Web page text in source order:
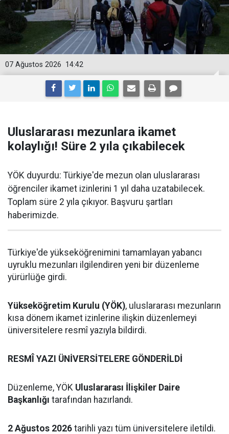
14:42
07 Ağustos 2026
Uluslararası mezunlara ikamet
kolaylığı! Süre 2 yıla çıkabilecek
YÖK duyurdu: Türkiye'de mezun olan uluslararası
öğrenciler ikamet izinlerini 1 yıl daha uzatabilecek.
Toplam süre 2 yıla çıkıyor. Başvuru şartları
haberimizde.
Türkiye'de yükseköğrenimini tamamlayan yabancı
uyruklu mezunları ilgilendiren yeni bir düzenleme
yürürlüğe girdi.
Yükseköğretim Kurulu (YÖK), uluslararası mezunların
kısa dönem ikamet izinlerine ilişkin düzenlemeyi
üniversitelere resmî yazıyla bildirdi.
RESMÎ YAZI ÜNİVERSİTELERE GÖNDERİLDİ
Düzenleme, YÖK Uluslararası İlişkiler Daire
Başkanlığı tarafından hazırlandı.
2 Ağustos 2026 tarihli yazı tüm üniversitelere iletildi.